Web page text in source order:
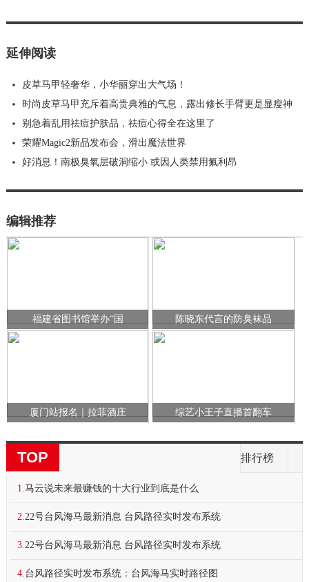
延伸阅读
皮草马甲轻奢华，小华丽穿出大气场！
时尚皮草马甲充斥着高贵典雅的气息，露出修长手臂更是显瘦神
别急着乱用祛痘护肤品，祛痘心得全在这里了
荣耀Magic2新品发布会，滑出魔法世界
好消息！南极臭氧层破洞缩小 或因人类禁用氟利昂
编辑推荐
福建省图书馆举办“国 陈晓东代言的防臭袜品
厦门站报名｜拉菲酒庄 综艺小王子直播首翻车
TOP 排行榜
1.马云说未来最赚钱的十大行业到底是什么
2.22号台风海马最新消息 台风路径实时发布系统
3.22号台风海马最新消息 台风路径实时发布系统
4.台风路径实时发布系统：台风海马实时路径图